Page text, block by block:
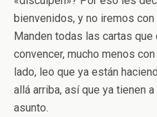
bienvenidos, y no iremos
Manden todas las cartas que
convencer, mucho menos
lado, leo que ya están
allá arriba, así que ya tienen
asunto.